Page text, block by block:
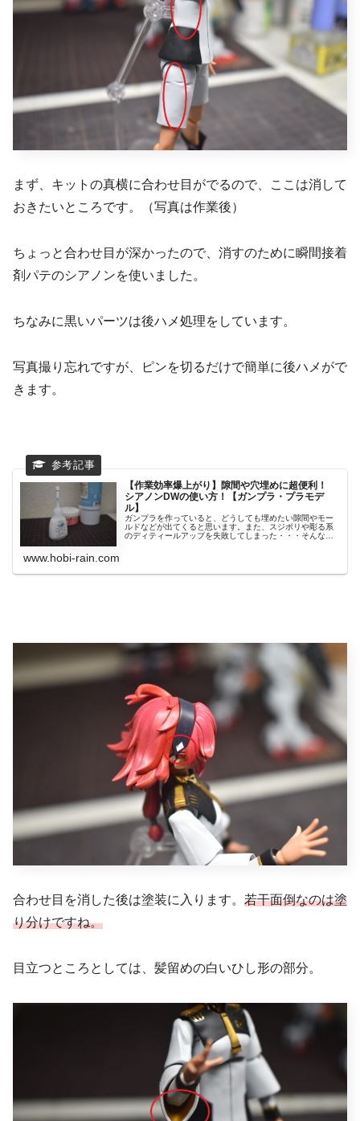
まず、キットの真横に合わせ目がでるので、ここは消して
おきたいところです。（写真は作業後）
ちょっと合わせ目が深かったので、消すのために瞬間接着
剤パテのシアノンを使いました。
ちなみに黒いパーツは後ハメ処理をしています。
写真撮り忘れですが、ピンを切るだけで簡単に後ハメがで
きます。
【作業効率爆上がり】隙間や穴埋めに超便利！
シアノンDWの使い方！【ガンプラ・プラモデ
ル】
ガンプラを作っていると、どうしても埋めたい隙間やモー
ルドなどが出てくると思います。また、スジボリや彫る系
のディティールアップを失敗してしまった・・・そんなこ
www.hobi-rain.com
合わせ目を消した後は塗装に入ります。 若干面倒なのは塗
り分けですね。
目立つところとしては、髪留めの白いひし形の部分。